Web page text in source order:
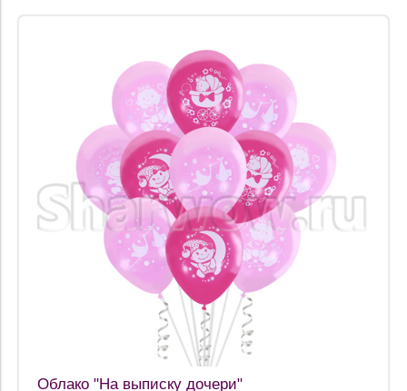
Облако "На выписку дочери"